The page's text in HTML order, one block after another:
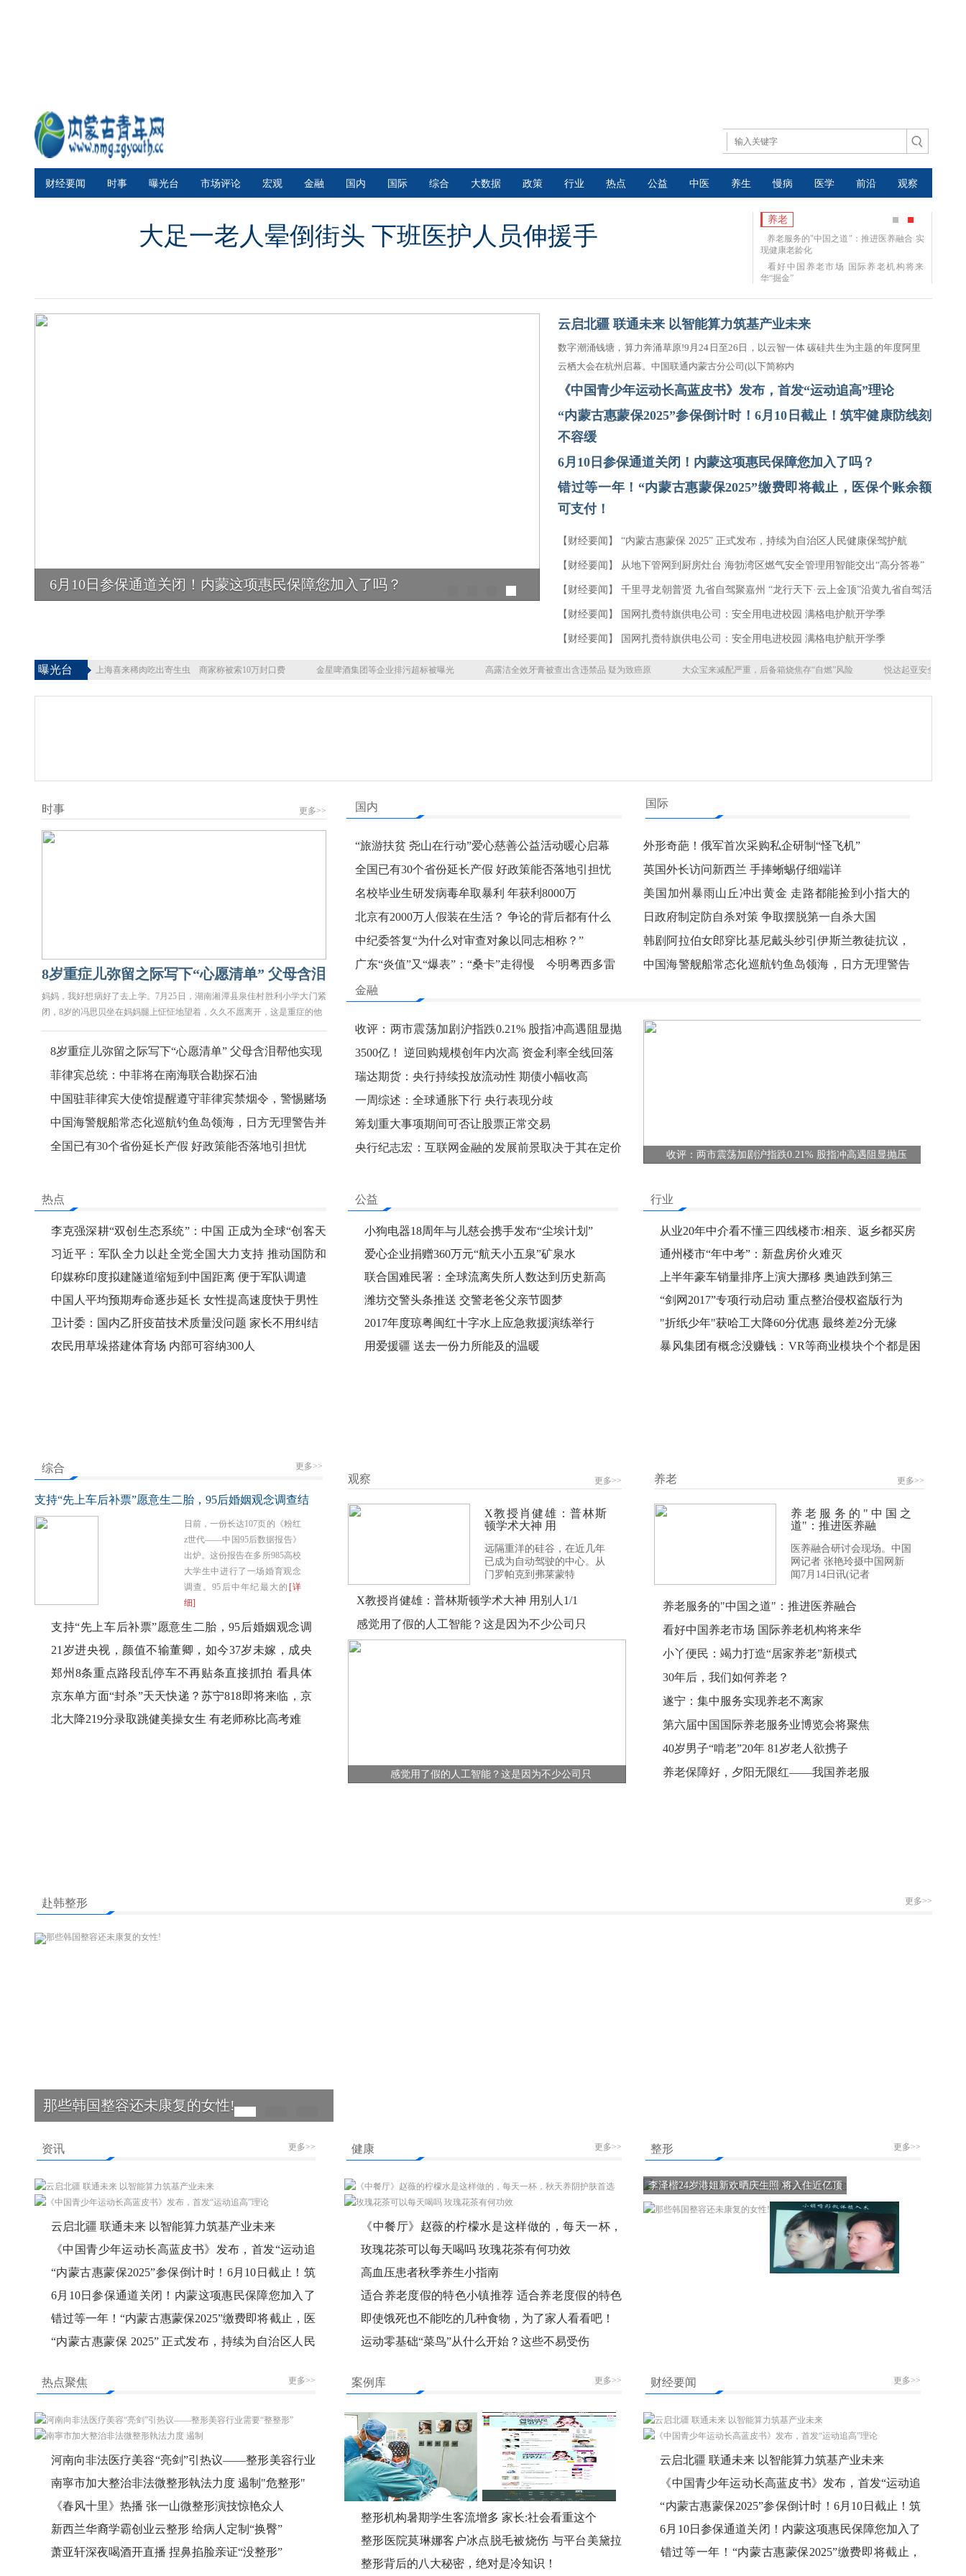
财经要闻 时事 曝光台 市场评论 宏观 金融 国内 国际 综合 大数据 政策 行业 热点 公益 中医 养生 慢病 医学 前沿 观察
大足一老人晕倒街头 下班医护人员伸援手
养老
养老服务的"中国之道"：推进医养融合 实
现健康老龄化
看好中国养老市场 国际养老机构将来
华“掘金”
6月10日参保通道关闭！内蒙这项惠民保障您加入了吗？
云启北疆 联通未来 以智能算力筑基产业未来
数字潮涌钱塘，算力奔涌草原!9月24日至26日，以云智一体 碳硅共生为主题的年度阿里
云栖大会在杭州启幕。中国联通内蒙古分公司(以下简称内
《中国青少年运动长高蓝皮书》发布，首发“运动追高”理论
“内蒙古惠蒙保2025”参保倒计时！6月10日截止！筑牢健康防线刻
不容缓
6月10日参保通道关闭！内蒙这项惠民保障您加入了吗？
错过等一年！“内蒙古惠蒙保2025”缴费即将截止，医保个账余额
可支付！
【 财经要闻 】 “内蒙古惠蒙保 2025” 正式发布，持续为自治区人民健康保驾护航
【 财经要闻 】 从地下管网到厨房灶台 海勃湾区燃气安全管理用智能交出“高分答卷”
【 财经要闻 】
千里寻龙朝普贤 九省自驾聚嘉州 “龙行天下·云上金顶”沿黄九省自驾活
【 财经要闻 】 国网扎赉特旗供电公司：安全用电进校园 满格电护航开学季
【 财经要闻 】 国网扎赉特旗供电公司：安全用电进校园 满格电护航开学季
曝光台 上海喜来稀肉吃出寄生虫 商家称被索10万封口费 金星啤酒集团等企业排污超标被曝光 高露洁全效牙膏被查出含违禁品 疑为致癌原 大众宝来减配严重，后备箱烧焦存“自燃”风险 悦达起亚安全气囊不
时事 更多>>
8岁重症儿弥留之际写下“心愿清单” 父母含泪
帮他实现
妈妈，我好想病好了去上学。7月25日，湖南湘潭县泉佳村胜利小学大门紧
闭，8岁的冯思贝坐在妈妈腿上怔怔地望着，久久不愿离开，这是重症的他
8岁重症儿弥留之际写下“心愿清单” 父母含泪帮他实现
菲律宾总统：中菲将在南海联合勘探石油
中国驻菲律宾大使馆提醒遵守菲律宾禁烟令，警惕赌场
借贷
中国海警舰船常态化巡航钓鱼岛领海，日方无理警告并
持续
全国已有30个省份延长产假 好政策能否落地引担忧
国内 国际
“旅游扶贫 尧山在行动”爱心慈善公益活动暖心启幕
全国已有30个省份延长产假 好政策能否落地引担忧
名校毕业生研发病毒牟取暴利 年获利8000万
北京有2000万人假装在生活？ 争论的背后都有什么
中纪委答复“为什么对审查对象以同志相称？”
广东“炎值”又“爆表”：“桑卡”走得慢 今明粤西多雷
外形奇葩！俄军首次采购私企研制“怪飞机”
英国外长访问新西兰 手捧蜥蜴仔细端详
美国加州暴雨山丘冲出黄金 走路都能捡到小指大的
金块
日政府制定防自杀对策 争取摆脱第一自杀大国
韩剧阿拉伯女郎穿比基尼戴头纱引伊斯兰教徒抗议，
制作方致歉
中国海警舰船常态化巡航钓鱼岛领海，日方无理警告
金融
收评：两市震荡加剧沪指跌0.21% 股指冲高遇阻显抛
压
3500亿！ 逆回购规模创年内次高 资金利率全线回落
瑞达期货：央行持续投放流动性 期债小幅收高
一周综述：全球通胀下行 央行表现分歧
筹划重大事项期间可否让股票正常交易
央行纪志宏：互联网金融的发展前景取决于其在定价
收评：两市震荡加剧沪指跌0.21% 股指冲高遇阻显抛压
热点
李克强深耕“双创生态系统”：中国 正成为全球“创客天
习近平：军队全力以赴全党全国大力支持 推动国防和
军队改革向纵深发展
印媒称印度拟建隧道缩短到中国距离 便于军队调遣
中国人平均预期寿命逐步延长 女性提高速度快于男性
卫计委：国内乙肝疫苗技术质量没问题 家长不用纠结
农民用草垛搭建体育场 内部可容纳300人
公益
小狗电器18周年与儿慈会携手发布“尘埃计划”
爱心企业捐赠360万元“航天小五泉”矿泉水
联合国难民署：全球流离失所人数达到历史新高
潍坊交警头条推送 交警老爸父亲节圆梦
2017年度琼粤闽红十字水上应急救援演练举行
用爱援疆 送去一份力所能及的温暖
行业
从业20年中介看不懂三四线楼市:相亲、返乡都买房
通州楼市“年中考”：新盘房价火难灭
上半年豪车销量排序上演大挪移 奥迪跌到第三
“剑网2017”专项行动启动 重点整治侵权盗版行为
"折纸少年"获哈工大降60分优惠 最终差2分无缘
暴风集团有概念没赚钱：VR等商业模块个个都是困
综合 更多>>
支持“先上车后补票”愿意生二胎，95后婚姻观念调查结
果出炉
日前，一份长达107页的《粉红
z世代——中国95后数据报告》
出炉。这份报告在多所985高校
大学生中进行了一场婚育观念
调查。95后中年纪最大的 [详
细]
支持“先上车后补票”愿意生二胎，95后婚姻观念调
查结果出炉
21岁进央视，颜值不输董卿，如今37岁未嫁，成央
视第一美女
郑州8条重点路段乱停车不再贴条直接抓拍 看具体
位置京东单方面“封杀”天天快递？苏宁818即将来临，京
东故意碰瓷是闹哪样？
北大降219分录取跳健美操女生 有老师称比高考难
观察 更多>>
X教授肖健雄：普林斯
顿学术大神 用
远隔重洋的硅谷，在近几年
已成为自动驾驶的中心。从
门罗帕克到弗莱蒙特
X教授肖健雄：普林斯顿学术大神 用别人1/1
感觉用了假的人工智能？这是因为不少公司只
感觉用了假的人工智能？这是因为不少公司只
养老 更多>>
养老服务的"中国之
道"：推进医养融
医养融合研讨会现场。中国
网记者 张艳玲摄中国网新
闻7月14日讯(记者
养老服务的"中国之道"：推进医养融合
看好中国养老市场 国际养老机构将来华
小丫便民：竭力打造“居家养老”新模式
30年后，我们如何养老？
遂宁：集中服务实现养老不离家
第六届中国国际养老服务业博览会将聚焦
40岁男子“啃老”20年 81岁老人欲携子
养老保障好，夕阳无限红——我国养老服
赴韩整形 更多>>
那些韩国整容还未康复的女性!
资讯 更多>>
云启北疆 联通未来 以智能算力筑基产业未来
《中国青少年运动长高蓝皮书》发布，首发“运动追
高”理论
“内蒙古惠蒙保2025”参保倒计时！6月10日截止！筑
牢健康防线刻不容缓
6月10日参保通道关闭！内蒙这项惠民保障您加入了
吗？错过等一年！“内蒙古惠蒙保2025”缴费即将截止，医
保个账余额可支付！
“内蒙古惠蒙保 2025” 正式发布，持续为自治区人民
健康 更多>>
《中餐厅》赵薇的柠檬水是这样做的，每天一杯，
秋天养阴护肤首选
玫瑰花茶可以每天喝吗 玫瑰花茶有何功效
高血压患者秋季养生小指南
适合养老度假的特色小镇推荐 适合养老度假的特色
小镇有哪些
即使饿死也不能吃的几种食物，为了家人看看吧！
运动零基础“菜鸟”从什么开始？这些不易受伤
整形 更多>>
李泽楷24岁港姐新欢晒庆生照 将入住近亿顶
级豪宅
热点聚焦 更多>>
河南向非法医疗美容“亮剑”引热议——整形美容行业
需要“整整形”
南寧市加大整治非法微整形執法力度 遏制"危整形"
《春风十里》热播 张一山微整形演技惊艳众人
新西兰华裔学霸创业云整形 给病人定制“换臀”
萧亚轩深夜喝酒开直播 捏鼻掐脸亲证“没整形”
案例库 更多>>
整形机构暑期学生客流增多 家长:社会看重这个
整形医院莫琳娜客户冰点脱毛被烧伤 与平台美黛拉
陷入纠纷
整形背后的八大秘密，绝对是冷知识！
财经要闻 更多>>
云启北疆 联通未来 以智能算力筑基产业未来
《中国青少年运动长高蓝皮书》发布，首发“运动追
高”理论
“内蒙古惠蒙保2025”参保倒计时！6月10日截止！筑
牢健康防线刻不容缓
6月10日参保通道关闭！内蒙这项惠民保障您加入了
吗？错过等一年！“内蒙古惠蒙保2025”缴费即将截止，